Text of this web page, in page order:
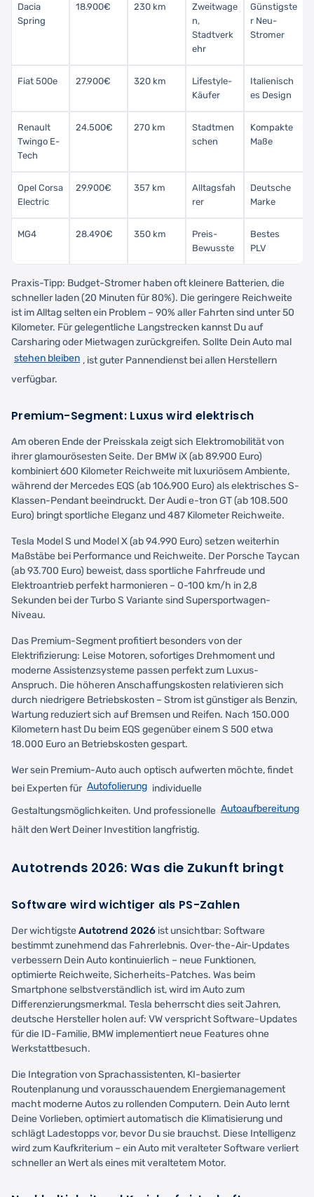
Dacia
Spring
18.900€ 230 km
Zweitwage
n,
Stadtverk
ehr
Günstigste
r Neu-
Stromer
Fiat 500e 27.900€ 320 km
Lifestyle-
Käufer
Italienisch
es Design
Renault
Twingo E-
Tech
24.500€ 270 km
Stadtmen
schen
Kompakte
Maße
Opel Corsa
Electric
29.900€ 357 km
Alltagsfah
rer
Deutsche
Marke
MG4 28.490€ 350 km
Preis-
Bewusste
Bestes
PLV
Praxis-Tipp: Budget-Stromer haben oft kleinere Batterien, die
schneller laden (20 Minuten für 80%). Die geringere Reichweite
ist im Alltag selten ein Problem – 90% aller Fahrten sind unter 50
Kilometer. Für gelegentliche Langstrecken kannst Du auf
Carsharing oder Mietwagen zurückgreifen. Sollte Dein Auto mal
stehen bleiben , ist guter Pannendienst bei allen Herstellern
verfügbar.
Premium-Segment: Luxus wird elektrisch
Am oberen Ende der Preisskala zeigt sich Elektromobilität von
ihrer glamourösesten Seite. Der BMW iX (ab 89.900 Euro)
kombiniert 600 Kilometer Reichweite mit luxuriösem Ambiente,
während der Mercedes EQS (ab 106.900 Euro) als elektrisches S-
Klassen-Pendant beeindruckt. Der Audi e-tron GT (ab 108.500
Euro) bringt sportliche Eleganz und 487 Kilometer Reichweite.
Tesla Model S und Model X (ab 94.990 Euro) setzen weiterhin
Maßstäbe bei Performance und Reichweite. Der Porsche Taycan
(ab 93.700 Euro) beweist, dass sportliche Fahrfreude und
Elektroantrieb perfekt harmonieren – 0-100 km/h in 2,8
Sekunden bei der Turbo S Variante sind Supersportwagen-
Niveau.
Das Premium-Segment profitiert besonders von der
Elektrifizierung: Leise Motoren, sofortiges Drehmoment und
moderne Assistenzsysteme passen perfekt zum Luxus-
Anspruch. Die höheren Anschaffungskosten relativieren sich
durch niedrigere Betriebskosten – Strom ist günstiger als Benzin,
Wartung reduziert sich auf Bremsen und Reifen. Nach 150.000
Kilometern hast Du beim EQS gegenüber einem S 500 etwa
18.000 Euro an Betriebskosten gespart.
Wer sein Premium-Auto auch optisch aufwerten möchte, findet
bei Experten für Autofolierung individuelle
Gestaltungsmöglichkeiten. Und professionelle Autoaufbereitung
hält den Wert Deiner Investition langfristig.
Autotrends 2026: Was die Zukunft bringt
Software wird wichtiger als PS-Zahlen
Der wichtigsteAutotrend 2026 ist unsichtbar: Software
bestimmt zunehmend das Fahrerlebnis. Over-the-Air-Updates
verbessern Dein Auto kontinuierlich – neue Funktionen,
optimierte Reichweite, Sicherheits-Patches. Was beim
Smartphone selbstverständlich ist, wird im Auto zum
Differenzierungsmerkmal. Tesla beherrscht dies seit Jahren,
deutsche Hersteller holen auf: VW verspricht Software-Updates
für die ID-Familie, BMW implementiert neue Features ohne
Werkstattbesuch.
Die Integration von Sprachassistenten, KI-basierter
Routenplanung und vorausschauendem Energiemanagement
macht moderne Autos zu rollenden Computern. Dein Auto lernt
Deine Vorlieben, optimiert automatisch die Klimatisierung und
schlägt Ladestopps vor, bevor Du sie brauchst. Diese Intelligenz
wird zum Kaufkriterium – ein Auto mit veralteter Software verliert
schneller an Wert als eines mit veraltetem Motor.